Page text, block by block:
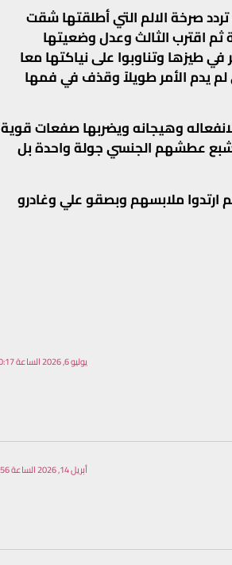
صرخة الالم التي أطلقتها شقت
اقترب الثالث وعدل وضعيتها
طيزها وتناوبوا على نياكتها معا
يدم الأمر طويلاً وقذف في فمها
وهيجانه ويضربها صفعات قوية
عطشهم الجنسي جولة واحدة بل
ملابسهم وبصقو علي وغادرو
يوليو 6, 2026 الساعة 10:17 م
أبريل 14, 2026 الساعة 7:56 م